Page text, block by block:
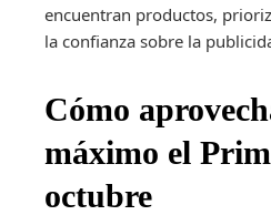
encuentran productos,
la confianza sobre la
Cómo
máximo el
octubre